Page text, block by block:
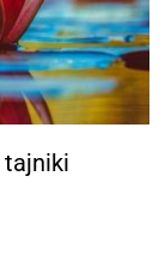
tajniki